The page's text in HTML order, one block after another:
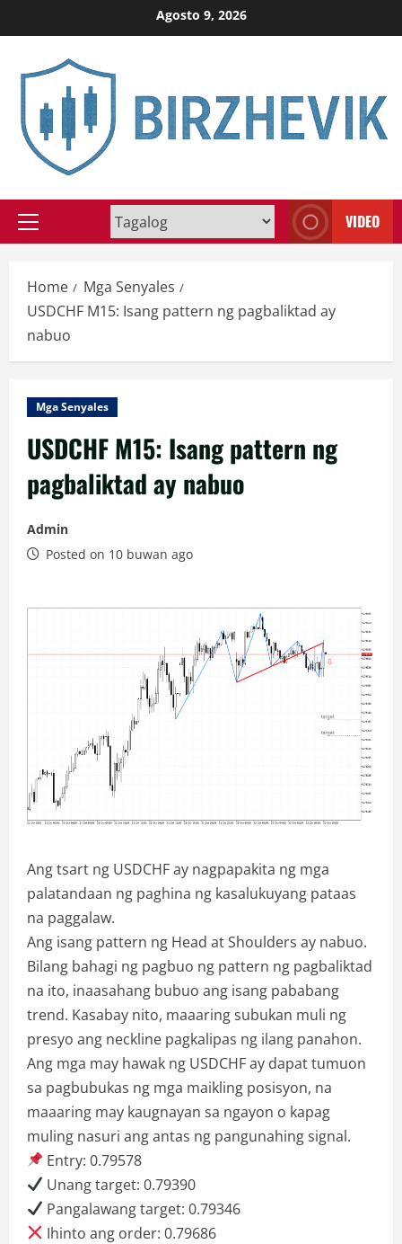
to
Agosto 9, 2026
Primary
VIDEO
Home
Mga Senyales
USDCHF M15: Isang pattern ng pagbaliktad ay
nabuo
Mga Senyales
USDCHF M15: Isang pattern ng
pagbaliktad ay nabuo
Admin
Posted on 10 buwan ago
Ang tsart ng USDCHF ay nagpapakita ng mga
palatandaan ng paghina ng kasalukuyang pataas
na paggalaw.
Ang isang pattern ng Head at Shoulders ay nabuo.
Bilang bahagi ng pagbuo ng pattern ng pagbaliktad
na ito, inaasahang bubuo ang isang pababang
trend. Kasabay nito, maaaring subukan muli ng
presyo ang neckline pagkalipas ng ilang panahon.
Ang mga may hawak ng USDCHF ay dapat tumuon
sa pagbubukas ng mga maikling posisyon, na
maaaring may kaugnayan sa ngayon o kapag
muling nasuri ang antas ng pangunahing signal.
Entry: 0.79578
Unang target: 0.79390
Pangalawang target: 0.79346
Ihinto ang order: 0.79686